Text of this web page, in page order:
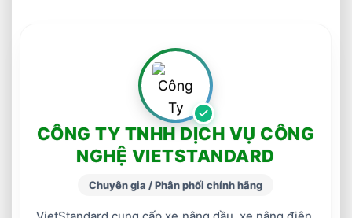
CÔNG TY TNHH DỊCH VỤ CÔNG
NGHỆ VIETSTANDARD
Chuyên gia / Phân phối chính hãng